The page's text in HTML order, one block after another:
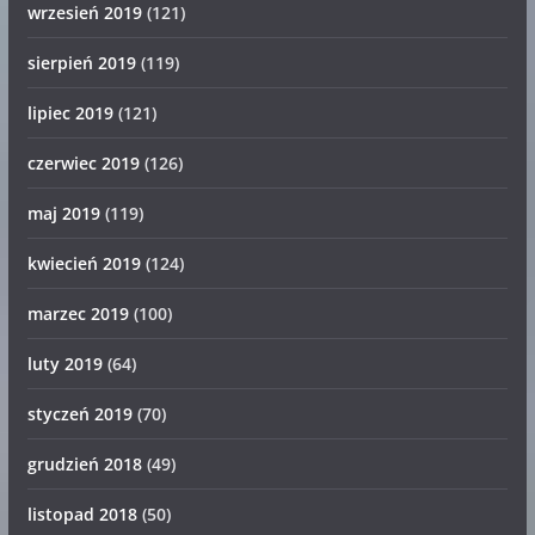
wrzesień 2019(121)
sierpień 2019(119)
lipiec 2019(121)
czerwiec 2019(126)
maj 2019(119)
kwiecień 2019(124)
marzec 2019(100)
luty 2019(64)
styczeń 2019(70)
grudzień 2018(49)
listopad 2018(50)